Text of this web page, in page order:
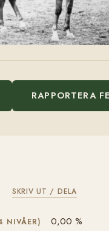
RAPPORTERA
SKRIV UT / DELA
NIVÅER) 0,00 %